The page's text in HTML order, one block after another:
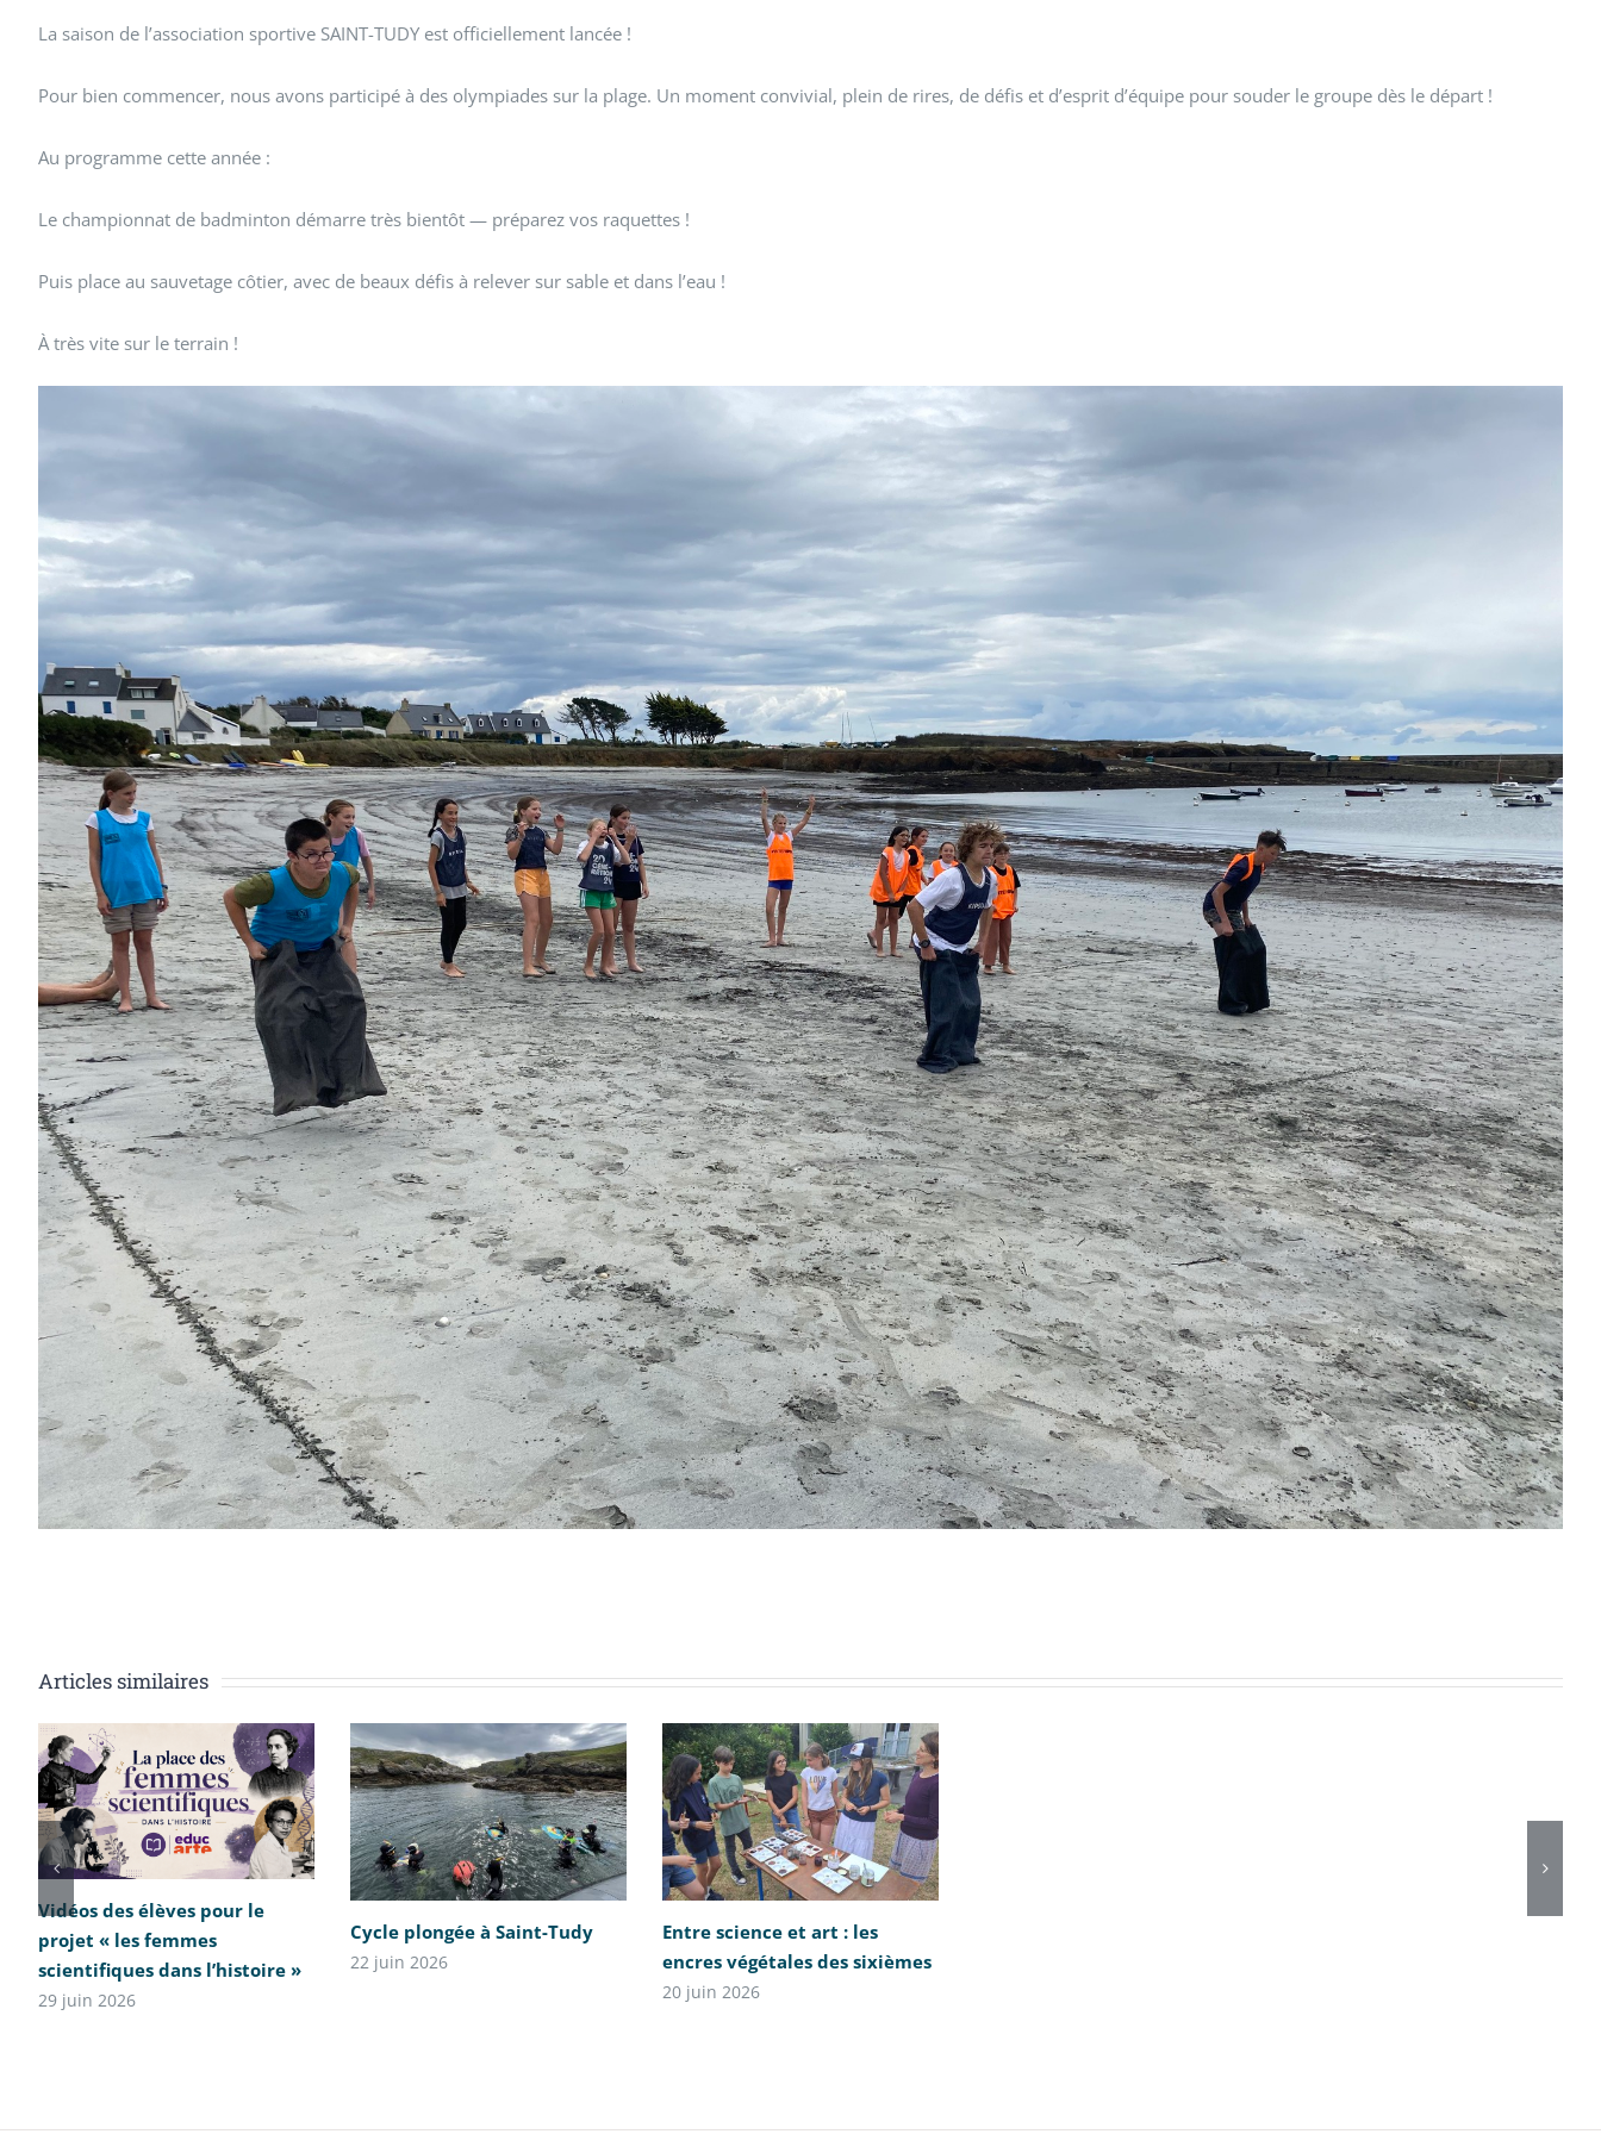
La saison de l’association sportive SAINT-TUDY est officiellement lancée !
Pour bien commencer, nous avons participé à des olympiades sur la plage. Un moment convivial, plein de rires, de défis et d’esprit d’équipe pour souder le groupe dès le départ !
Au programme cette année :
Le championnat de badminton démarre très bientôt — préparez vos raquettes !
Puis place au sauvetage côtier, avec de beaux défis à relever sur sable et dans l’eau !
À très vite sur le terrain !
Articles similaires
Vidéos des élèves pour le
projet « les femmes
scientifiques dans l’histoire »
29 juin 2026
Cycle plongée à Saint-Tudy
22 juin 2026
Entre science et art : les
encres végétales des sixièmes
20 juin 2026